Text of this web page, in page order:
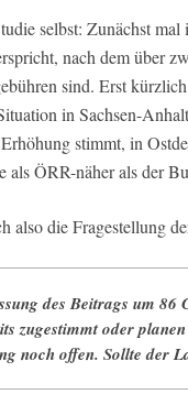
selbst: Zunächst mal
nach dem über
sind. Erst
in Sachsen-
stimmt, in
als ÖRR-näher als der
also die Fragestellung
des Beitrags um 86
zugestimmt oder
noch offen. Sollte der